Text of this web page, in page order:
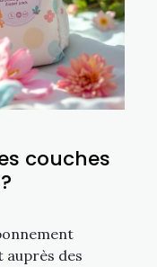
couches
auprès des